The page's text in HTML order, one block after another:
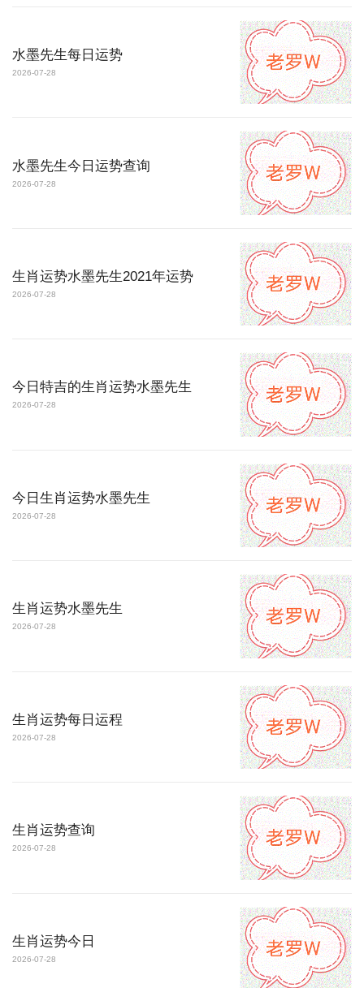
水墨先生每日运势
2026-07-28
水墨先生今日运势查询
2026-07-28
生肖运势水墨先生2021年运势
2026-07-28
今日特吉的生肖运势水墨先生
2026-07-28
今日生肖运势水墨先生
2026-07-28
生肖运势水墨先生
2026-07-28
生肖运势每日运程
2026-07-28
生肖运势查询
2026-07-28
生肖运势今日
2026-07-28